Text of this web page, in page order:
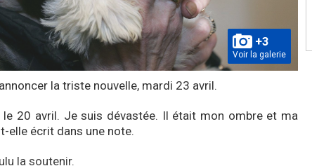
+3
Voir la galerie
la triste nouvelle, mardi 23 avril.
le 20 avril. Je suis dévastée. Il était mon ombre et ma
elle écrit dans une note.
la soutenir.